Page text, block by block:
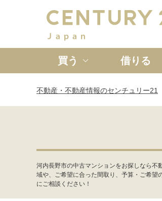
買う
新築一戸建て
借りる
不動産・不動産情報のセンチュリー21
河内長野市の中古マンションをお探しなら
域や、ご希望に合った間取り、予算・ご希望
にご相談ください！